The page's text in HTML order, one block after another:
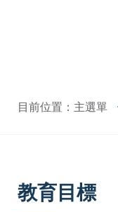
目前位置：主選單
教育目標